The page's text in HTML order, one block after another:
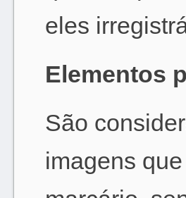
eles
Elementos
São
imagens